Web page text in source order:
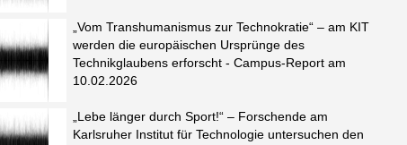
„Vom Transhumanismus zur Technokratie“ – am KIT
werden die europäischen Ursprünge des
Technikglaubens erforscht - Campus-Report am
10.02.2026
„Lebe länger durch Sport!“ – Forschende am
Karlsruher Institut für Technologie untersuchen den